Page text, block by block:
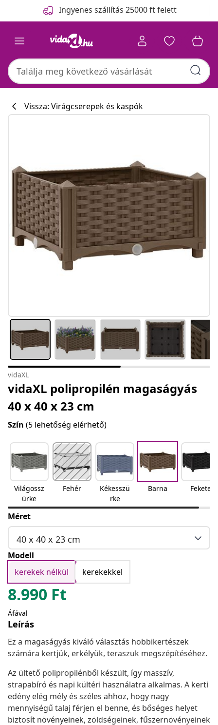
Ingyenes szállítás 25000 ft felett
Vissza: Virágcserepek és kaspók
vidaXL
vidaXL polipropilén magaságyás
40 x 40 x 23 cm
Szín (5 lehetőség elérhető)
Világossz
ürke
Fehér
Kékesszü
rke
Barna Fekete
Méret
40 x 40 x 23 cm
Modell
kerekek nélkül
kerekekkel
8.990 Ft
Áfával
Leírás
Ez a magaságyás kiváló választás hobbikertészek
számára kertjük, erkélyük, teraszuk megszépítéséhez.
Az ültető polipropilénből készült, így masszív,
strapabíró és napi kültéri használatra alkalmas. A kerti
edény elég mély és széles ahhoz, hogy nagy
mennyiségű talaj férjen el benne, és bőséges helyet
biztosít növényeinek, zöldségeinek, fűszernövényeinek